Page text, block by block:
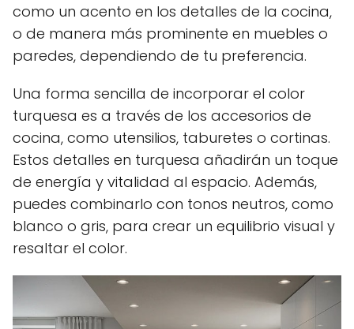
como un acento en los detalles de la cocina,
o de manera más prominente en muebles o
paredes, dependiendo de tu preferencia.
Una forma sencilla de incorporar el color
turquesa es a través de los accesorios de
cocina, como utensilios, taburetes o cortinas.
Estos detalles en turquesa añadirán un toque
de energía y vitalidad al espacio. Además,
puedes combinarlo con tonos neutros, como
blanco o gris, para crear un equilibrio visual y
resaltar el color.